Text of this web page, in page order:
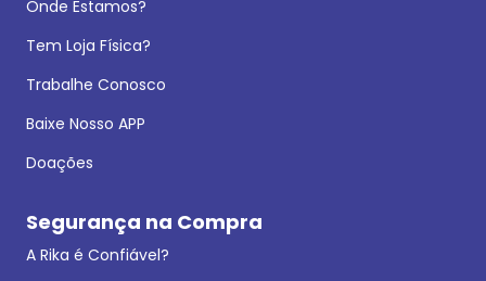
Onde Estamos?
Tem Loja Física?
Trabalhe Conosco
Baixe Nosso APP
Doações
Segurança na Compra
A Rika é Confiável?